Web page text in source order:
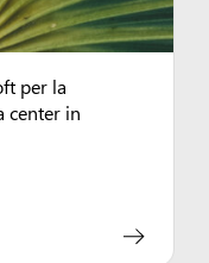
per la
center in